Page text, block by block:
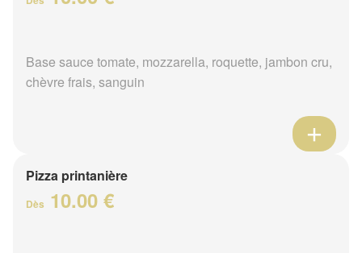
Base sauce tomate, mozzarella, roquette, jambon cru,
chèvre frais, sanguin
Pizza printanière
Dès 10.00 €